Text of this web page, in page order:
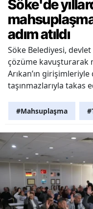
Söke'de
adım atıldı
Söke Belediyesi,
çözüme kavuşturarak
Arıkan’ın
taşınmazlarıyla takas
#Mahsuplaşma